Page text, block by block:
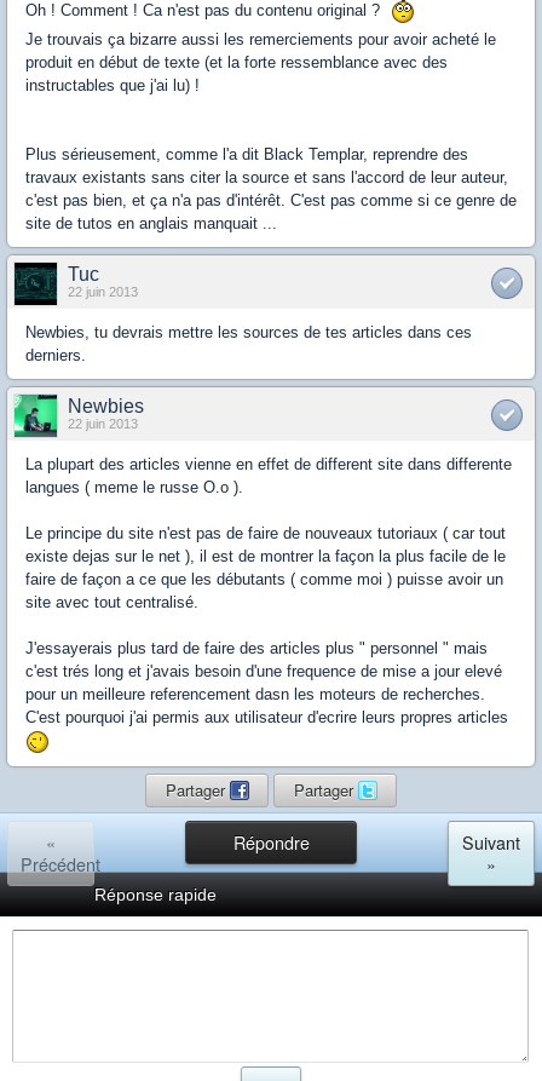
Oh ! Comment ! Ca n'est pas du contenu original ?
Je trouvais ça bizarre aussi les remerciements pour avoir acheté le
produit en début de texte (et la forte ressemblance avec des
instructables que j'ai lu) !
Plus sérieusement, comme l'a dit Black Templar, reprendre des
travaux existants sans citer la source et sans l'accord de leur auteur,
c'est pas bien, et ça n'a pas d'intérêt. C'est pas comme si ce genre de
site de tutos en anglais manquait ...
Tuc
22 juin 2013
Newbies, tu devrais mettre les sources de tes articles dans ces
derniers.
Newbies
22 juin 2013
La plupart des articles vienne en effet de different site dans differente
langues ( meme le russe O.o ).
Le principe du site n'est pas de faire de nouveaux tutoriaux ( car tout
existe dejas sur le net ), il est de montrer la façon la plus facile de le
faire de façon a ce que les débutants ( comme moi ) puisse avoir un
site avec tout centralisé.
J'essayerais plus tard de faire des articles plus " personnel " mais
c'est trés long et j'avais besoin d'une frequence de mise a jour elevé
pour un meilleure referencement dasn les moteurs de recherches.
C'est pourquoi j'ai permis aux utilisateur d'ecrire leurs propres articles
Partager Partager
Répondre
«
Précédent
Suivant
»
Réponse rapide